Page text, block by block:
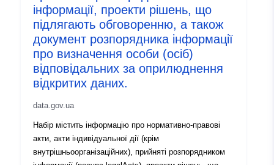
b503-4e8b-8f93-3c3a4bb5bea5
Version info: 1.0
інформації, проекти рішень, що
підлягають обговоренню, а також
документ розпорядника інформації
про визначення особи (осіб)
відповідальних за оприлюднення
відкритих даних.
data.gov.ua
Набір містить інформацію про нормативно-правові
акти, акти індивідуальної дії (крім
внутрішньоорганізаційних), прийняті розпорядником